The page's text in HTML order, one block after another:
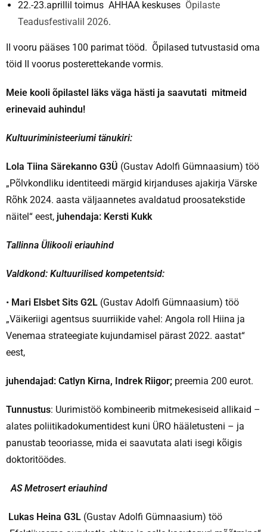
22.-23.aprillil toimus AHHAA keskuses Õpilaste
Teadusfestivalil 2026.
II vooru pääses 100 parimat tööd. Õpilased tutvustasid oma
töid II voorus posterettekande vormis.
Meie kooli õpilastel läks väga hästi ja saavutati mitmeid
erinevaid auhindu!
Kultuuriministeeriumi tänukiri:
Lola Tiina Särekanno G3Ü (Gustav Adolfi Gümnaasium) töö
„Põlvkondliku identiteedi märgid kirjanduses ajakirja Värske
Rõhk 2024. aasta väljaannetes avaldatud proosatekstide
näitel“ eest, juhendaja: Kersti Kukk
Tallinna Ülikooli eriauhind
Valdkond: Kultuurilised kompetentsid:
• Mari Elsbet Sits G2L (Gustav Adolfi Gümnaasium) töö
„Väikeriigi agentsus suurriikide vahel: Angola roll Hiina ja
Venemaa strateegiate kujundamisel pärast 2022. aastat“
eest,
juhendajad: Catlyn Kirna, Indrek Riigor; preemia 200 eurot.
Tunnustus: Uurimistöö kombineerib mitmekesiseid allikaid –
alates poliitikadokumentidest kuni ÜRO hääletusteni – ja
panustab teooriasse, mida ei saavutata alati isegi kõigis
doktoritöödes.
AS Metrosert eriauhind
Lukas Heina G3L (Gustav Adolfi Gümnaasium) töö